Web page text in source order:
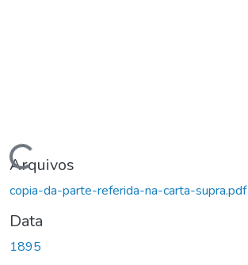
Carregando...
Arquivos
copia-da-parte-referida-na-carta-supra.pdf
Data
1895